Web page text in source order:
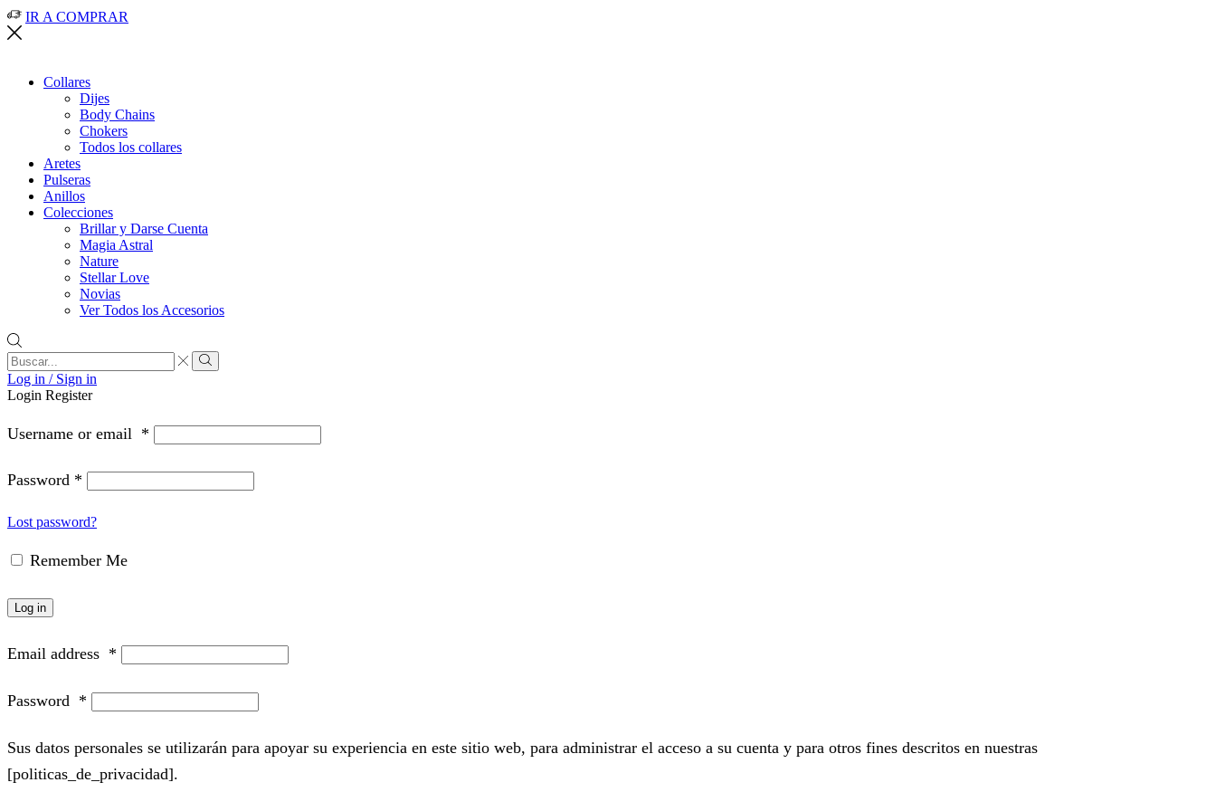
IR A COMPRAR
Collares
Dijes
Body Chains
Chokers
Todos los collares
Aretes
Pulseras
Anillos
Colecciones
Brillar y Darse Cuenta
Magia Astral
Nature
Stellar Love
Novias
Ver Todos los Accesorios
Search
input
Search
Log in / Sign in
Login Register
Username or email *
Password *
Lost password?
Remember Me
Log in
Email address *
Password *
Sus datos personales se utilizarán para apoyar su experiencia en este sitio web, para administrar el acceso a su cuenta y para otros fines descritos en nuestras
[politicas_de_privacidad].